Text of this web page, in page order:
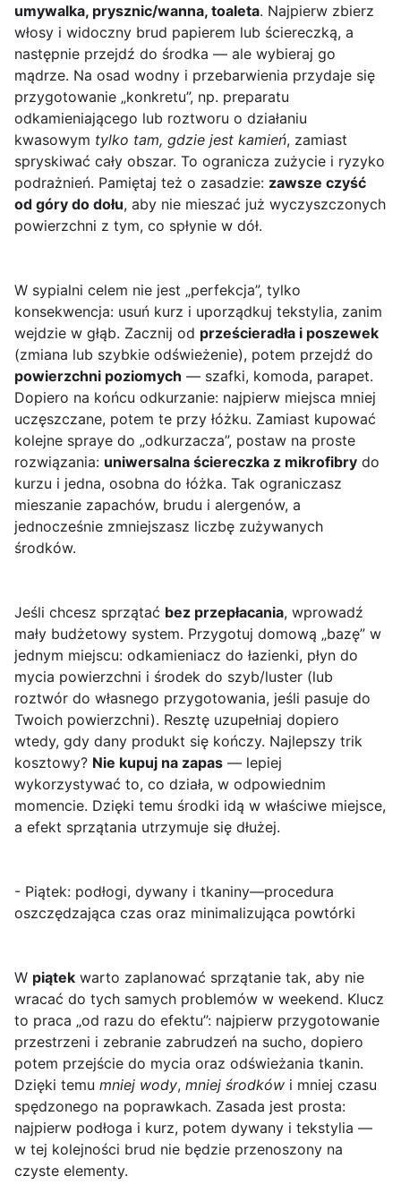
umywalka, prysznic/wanna, toaleta. Najpierw zbierz
włosy i widoczny brud papierem lub ściereczką, a
następnie przejdź do środka — ale wybieraj go
mądrze. Na osad wodny i przebarwienia przydaje się
przygotowanie „konkretu”, np. preparatu
odkamieniającego lub roztworu o działaniu
kwasowym tylko tam, gdzie jest kamień, zamiast
spryskiwać cały obszar. To ogranicza zużycie i ryzyko
podrażnień. Pamiętaj też o zasadzie: zawsze czyść
od góry do dołu, aby nie mieszać już wyczyszczonych
powierzchni z tym, co spłynie w dół.
W sypialni celem nie jest „perfekcja”, tylko
konsekwencja: usuń kurz i uporządkuj tekstylia, zanim
wejdzie w głąb. Zacznij od prześcieradła i poszewek
(zmiana lub szybkie odświeżenie), potem przejdź do
powierzchni poziomych — szafki, komoda, parapet.
Dopiero na końcu odkurzanie: najpierw miejsca mniej
uczęszczane, potem te przy łóżku. Zamiast kupować
kolejne spraye do „odkurzacza”, postaw na proste
rozwiązania: uniwersalna ściereczka z mikrofibry do
kurzu i jedna, osobna do łóżka. Tak ograniczasz
mieszanie zapachów, brudu i alergenów, a
jednocześnie zmniejszasz liczbę zużywanych
środków.
Jeśli chcesz sprzątać bez przepłacania, wprowadź
mały budżetowy system. Przygotuj domową „bazę” w
jednym miejscu: odkamieniacz do łazienki, płyn do
mycia powierzchni i środek do szyb/luster (lub
roztwór do własnego przygotowania, jeśli pasuje do
Twoich powierzchni). Resztę uzupełniaj dopiero
wtedy, gdy dany produkt się kończy. Najlepszy trik
kosztowy? Nie kupuj na zapas — lepiej
wykorzystywać to, co działa, w odpowiednim
momencie. Dzięki temu środki idą w właściwe miejsce,
a efekt sprzątania utrzymuje się dłużej.
- Piątek: podłogi, dywany i tkaniny—procedura
oszczędzająca czas oraz minimalizująca powtórki
W piątek warto zaplanować sprzątanie tak, aby nie
wracać do tych samych problemów w weekend. Klucz
to praca „od razu do efektu”: najpierw przygotowanie
przestrzeni i zebranie zabrudzeń na sucho, dopiero
potem przejście do mycia oraz odświeżania tkanin.
Dzięki temu mniej wody, mniej środków i mniej czasu
spędzonego na poprawkach. Zasada jest prosta:
najpierw podłoga i kurz, potem dywany i tekstylia —
w tej kolejności brud nie będzie przenoszony na
czyste elementy.